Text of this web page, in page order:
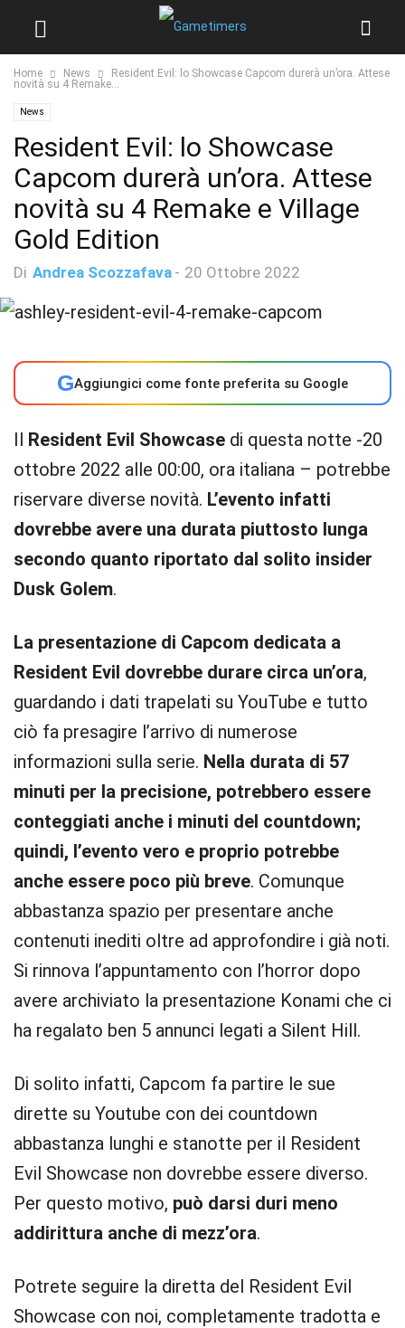
Home News
Resident Evil: lo Showcase Capcom durerà un’ora. Attese
novità su 4 Remake...
News
Resident Evil: lo Showcase
Capcom durerà un’ora. Attese
novità su 4 Remake e Village
Gold Edition
Di Andrea Scozzafava - 20 Ottobre 2022
GAggiungici come fonte preferita su Google
Il Resident Evil Showcase di questa notte -20
ottobre 2022 alle 00:00, ora italiana – potrebbe
riservare diverse novità. L’evento infatti
dovrebbe avere una durata piuttosto lunga
secondo quanto riportato dal solito insider
Dusk Golem.
La presentazione di Capcom dedicata a
Resident Evil dovrebbe durare circa un’ora,
guardando i dati trapelati su YouTube e tutto
ciò fa presagire l’arrivo di numerose
informazioni sulla serie. Nella durata di 57
minuti per la precisione, potrebbero essere
conteggiati anche i minuti del countdown;
quindi, l’evento vero e proprio potrebbe
anche essere poco più breve. Comunque
abbastanza spazio per presentare anche
contenuti inediti oltre ad approfondire i già noti.
Si rinnova l’appuntamento con l’horror dopo
avere archiviato la presentazione Konami che ci
ha regalato ben 5 annunci legati a Silent Hill.
Di solito infatti, Capcom fa partire le sue
dirette su Youtube con dei countdown
abbastanza lunghi e stanotte per il Resident
Evil Showcase non dovrebbe essere diverso.
Per questo motivo, può darsi duri meno
addirittura anche di mezz’ora.
Potrete seguire la diretta del Resident Evil
Showcase con noi, completamente tradotta e